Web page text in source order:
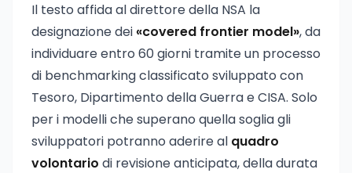
Il testo affida al direttore della NSA la
designazione dei «covered frontier model», da
individuare entro 60 giorni tramite un processo
di benchmarking classificato sviluppato con
Tesoro, Dipartimento della Guerra e CISA. Solo
per i modelli che superano quella soglia gli
sviluppatori potranno aderire al quadro
volontario di revisione anticipata, della durata